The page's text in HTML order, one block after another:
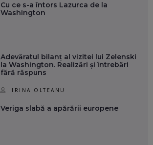
Cu ce s-a întors Lazurca de la
Washington
Adevăratul bilanț al vizitei lui Zelenski
la Washington. Realizări și întrebări
fără răspuns
IRINA OLTEANU
Veriga slabă a apărării europene